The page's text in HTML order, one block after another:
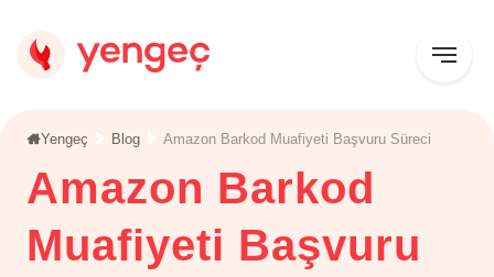
Yengeç Blog Amazon Barkod Muafiyeti Başvuru Süreci
Amazon Barkod
Muafiyeti Başvuru